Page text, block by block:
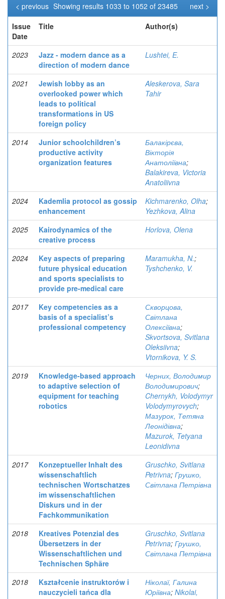
Showing results 1033 to 1052 of 23485
< previous
next >
Issue
Date
Title Author(s)
2023
Jazz - modern dance as a
direction of modern dance
Lushtei, E.
2021
Jewish lobby as an
overlooked power which
leads to political
transformations in US
foreign policy
Aleskerova, Sara
Tahir
2014
Junior schoolchildren’s
productive activity
organization features
Балакірєва,
Вікторія
Анатоліївна;
Balakireva, Victoria
Anatoliivna
2024
Kademlia protocol as gossip
enhancement
Kichmarenko, Olha;
Yezhkova, Alina
2025
Kairodynamics of the
creative process
Horlova, Olena
2024
Key aspects of preparing
future physical education
and sports specialists to
provide pre-medical care
Maramukha, N.;
Tyshchenko, V.
2017
Key competencies as a
basis of a specialist’s
professional competency
Скворцова,
Світлана
Олексіївна;
Skvortsova, Svitlana
Oleksiivna;
Vtornikova, Y. S.
2019
Knowledge-based approach
to adaptive selection of
equipment for teaching
robotics
Черних, Володимир
Володимирович;
Chernykh, Volodymyr
Volodymyrovych;
Мазурок, Тетяна
Леонідівна;
Mazurok, Tetyana
Leonidivna
2017
Konzeptueller Inhalt des
wissenschaftlich
technischen Wortschatzes
im wissenschaftlichen
Diskurs und in der
Fachkommunikation
Gruschko, Svitlana
Petrivna; Грушко,
Світлана Петрівна
2018
Kreatives Potenzial des
Übersetzers in der
Wissenschaftlichen und
Technischen Sphäre
Gruschko, Svitlana
Petrivna; Грушко,
Світлана Петрівна
2018
Kształcenie instruktorów i
nauczycieli tańca dla
Ніколаї, Галина
Юріївна; Nikolai,